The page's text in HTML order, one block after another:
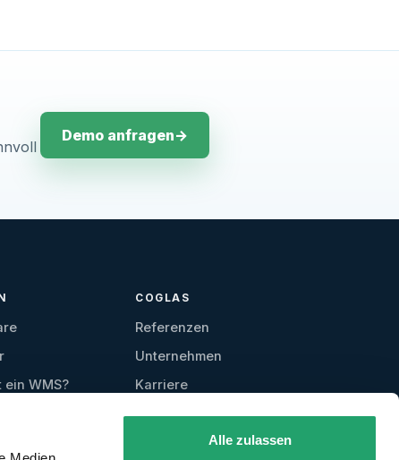
Alle zulassen
Demo anfragen→
ein WMS?
COGLAS
Referenzen
Unternehmen
Karriere
Kontakt
Testzugang